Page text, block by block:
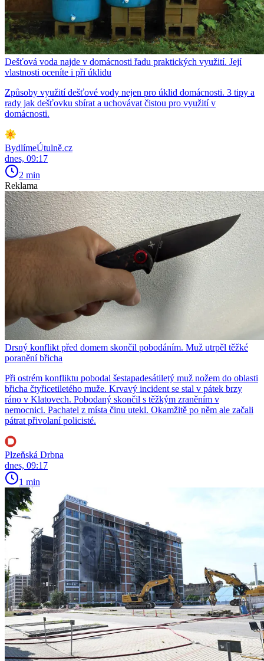
Dešťová voda najde v domácnosti řadu praktických využití. Její
vlastnosti oceníte i při úklidu
Způsoby využití dešťové vody nejen pro úklid domácnosti. 3 tipy a
rady jak dešťovku sbírat a uchovávat čistou pro využití v
domácnosti.
BydlímeÚtulně.cz
dnes, 09:17
2 min
Reklama
Drsný konflikt před domem skončil pobodáním. Muž utrpěl těžké
poranění břicha
Při ostrém konfliktu pobodal šestapadesátiletý muž nožem do oblasti
břicha čtyřicetiletého muže. Krvavý incident se stal v pátek brzy
ráno v Klatovech. Pobodaný skončil s těžkým zraněním v
nemocnici. Pachatel z místa činu utekl. Okamžitě po něm ale začali
pátrat přivolaní policisté.
Plzeňská Drbna
dnes, 09:17
1 min